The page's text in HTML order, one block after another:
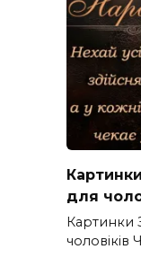
для
Картинки
чоловіків​